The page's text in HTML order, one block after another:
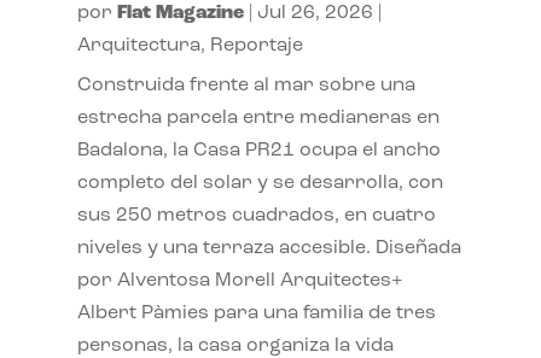
por Flat Magazine| Jul 26, 2026
Arquitectura, Reportaje
Construida frente al mar sobre una
estrecha parcela entre medianeras en
Badalona, la Casa PR21 ocupa el ancho
completo del solar y se desarrolla, con
sus 250 metros cuadrados, en cuatro
niveles y una terraza accesible. Diseñada
por Alventosa Morell Arquitectes+
Albert Pàmies para una familia de tres
personas, la casa organiza la vida